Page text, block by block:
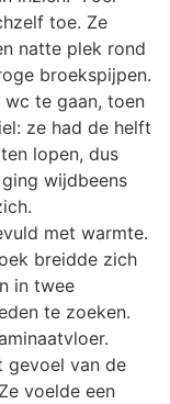
toe. Ze
natte plek rond
broekspijpen.
wc te gaan, toen
ze had de helft
lopen, dus
wijdbeens
met warmte.
breidde zich
in twee
te zoeken.
gevoel van de
voelde een